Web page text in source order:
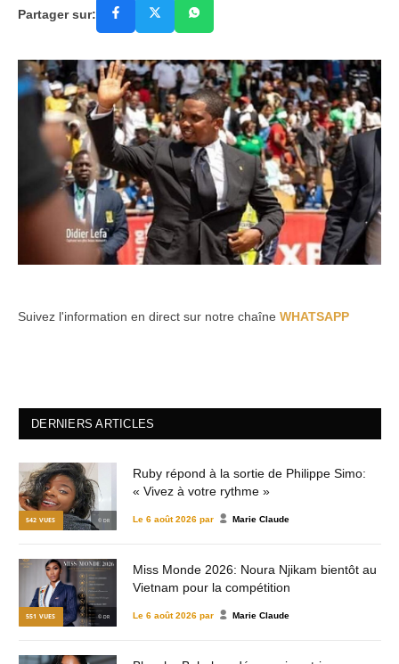
Partager sur:
Suivez l'information en direct sur notre chaîne WHATSAPP
DERNIERS ARTICLES
542 VUES © DR
Ruby répond à la sortie de Philippe Simo:
« Vivez à votre rythme »
Le 6 août 2026 par Marie Claude
551 VUES © DR
Miss Monde 2026: Noura Njikam bientôt au
Vietnam pour la compétition
Le 6 août 2026 par Marie Claude